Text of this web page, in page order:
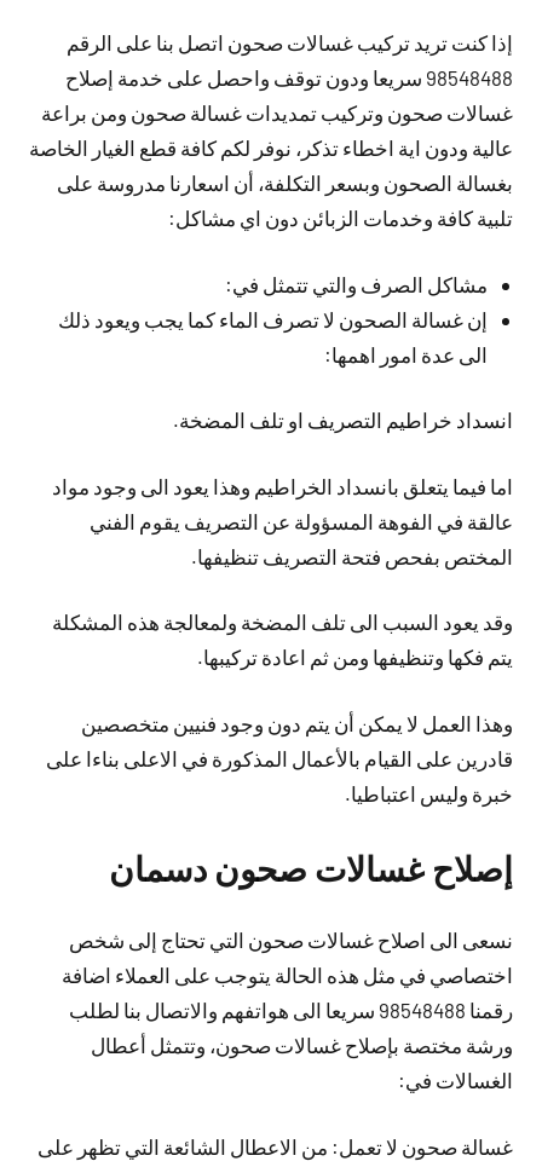
إذا كنت تريد تركيب غسالات صحون اتصل بنا على الرقم
98548488 سريعا ودون توقف واحصل على خدمة إصلاح
غسالات صحون وتركيب تمديدات غسالة صحون ومن براعة
عالية ودون اية اخطاء تذكر، نوفر لكم كافة قطع الغيار الخاصة
بغسالة الصحون وبسعر التكلفة، أن اسعارنا مدروسة على
تلبية كافة وخدمات الزبائن دون اي مشاكل:
مشاكل الصرف والتي تتمثل في:
إن غسالة الصحون لا تصرف الماء كما يجب ويعود ذلك
الى عدة امور اهمها:
انسداد خراطيم التصريف او تلف المضخة.
اما فيما يتعلق بانسداد الخراطيم وهذا يعود الى وجود مواد
عالقة في الفوهة المسؤولة عن التصريف يقوم الفني
المختص بفحص فتحة التصريف تنظيفها.
وقد يعود السبب الى تلف المضخة ولمعالجة هذه المشكلة
يتم فكها وتنظيفها ومن ثم اعادة تركيبها.
وهذا العمل لا يمكن أن يتم دون وجود فنيين متخصصين
قادرين على القيام بالأعمال المذكورة في الاعلى بناءا على
خبرة وليس اعتباطيا.
إصلاح غسالات صحون دسمان
نسعى الى اصلاح غسالات صحون التي تحتاج إلى شخص
اختصاصي في مثل هذه الحالة يتوجب على العملاء اضافة
رقمنا 98548488 سريعا الى هواتفهم والاتصال بنا لطلب
ورشة مختصة بإصلاح غسالات صحون، وتتمثل أعطال
الغسالات في:
غسالة صحون لا تعمل: من الاعطال الشائعة التي تظهر على